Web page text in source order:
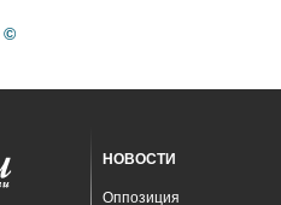
©
НОВОСТИ
Оппозиция